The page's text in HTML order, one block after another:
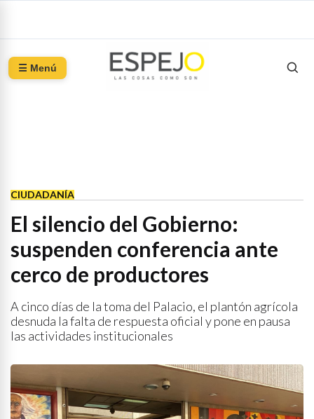
☰ Menú
CIUDADANÍA
El silencio del Gobierno:
suspenden conferencia ante
cerco de productores
A cinco días de la toma del Palacio, el plantón agrícola
desnuda la falta de respuesta oficial y pone en pausa
las actividades institucionales